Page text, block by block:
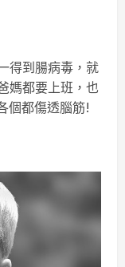
得到腸病毒，就
媽都要上班，也
個都傷透腦筋!